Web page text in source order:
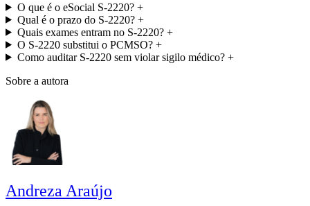
O que é o eSocial S-2220?+
Qual é o prazo do S-2220?+
Quais exames entram no S-2220?+
O S-2220 substitui o PCMSO?+
Como auditar S-2220 sem violar sigilo médico?+
Sobre a autora
Andreza Araújo